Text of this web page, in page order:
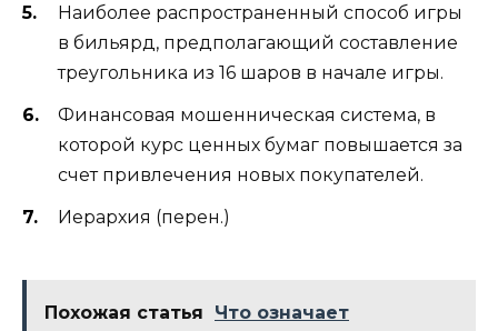
Наиболее распространенный способ игры
в бильярд, предполагающий составление
треугольника из 16 шаров в начале игры.
Финансовая мошенническая система, в
которой курс ценных бумаг повышается за
счет привлечения новых покупателей.
Иерархия (перен.)
Похожая статья
Что означает